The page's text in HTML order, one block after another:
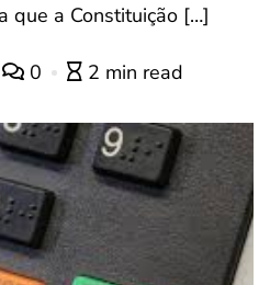
que a Constituição […]
0 2 min read